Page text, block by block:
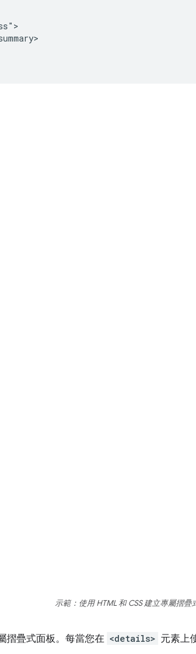
示範：使用 HTML 和 CSS 建立專屬摺疊
摺疊式面板。每當您在 <details> 元素上